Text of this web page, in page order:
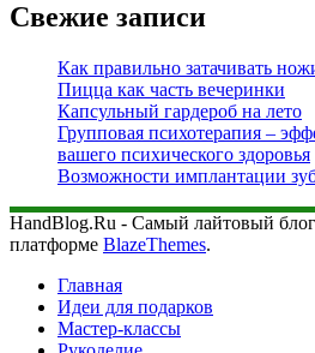
Свежие записи
Как правильно затачивать
Пицца как часть вечеринки
Капсульный гардероб на лето
Групповая психотерапия –
вашего психического здоровья
Возможности имплантации
HandBlog.Ru - Самый лайтовый
платформе BlazeThemes.
Главная
Идеи для подарков
Мастер-классы